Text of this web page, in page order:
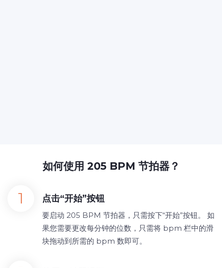
如何使用 205 BPM 节拍器？
点击“开始”按钮
要启动 205 BPM 节拍器，只需按下“开始”按钮。 如
果您需要更改每分钟的位数，只需将 bpm 栏中的滑
块拖动到所需的 bpm 数即可。